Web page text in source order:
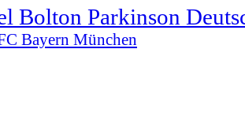
Bolton Parkinson
Bayern München